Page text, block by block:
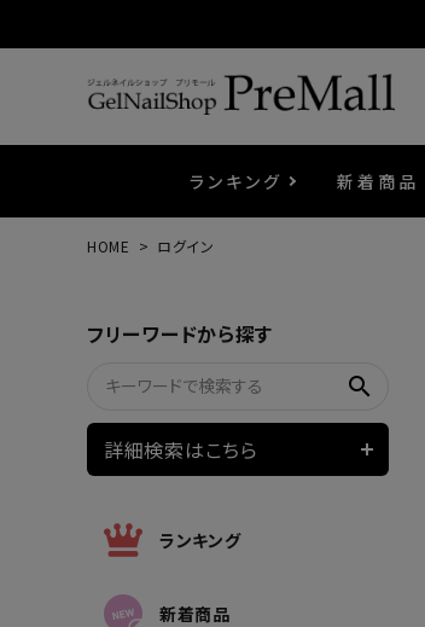
ランキング 新着商品
ウェービージェル
ネイルマシン
HOME ログイン
フリーワードから探す
search
詳細検索はこちら
ランキング
新着商品